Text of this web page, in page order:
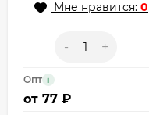
Мне нравится: 0
- +
Опт i
от 77 ₽